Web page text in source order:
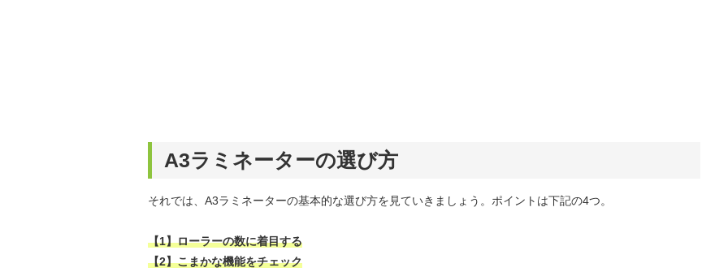
A3ラミネーターの選び方
それでは、A3ラミネーターの基本的な選び方を見ていきましょう。ポイントは下記の4つ。
【1】ローラーの数に着目する
【2】こまかな機能をチェック